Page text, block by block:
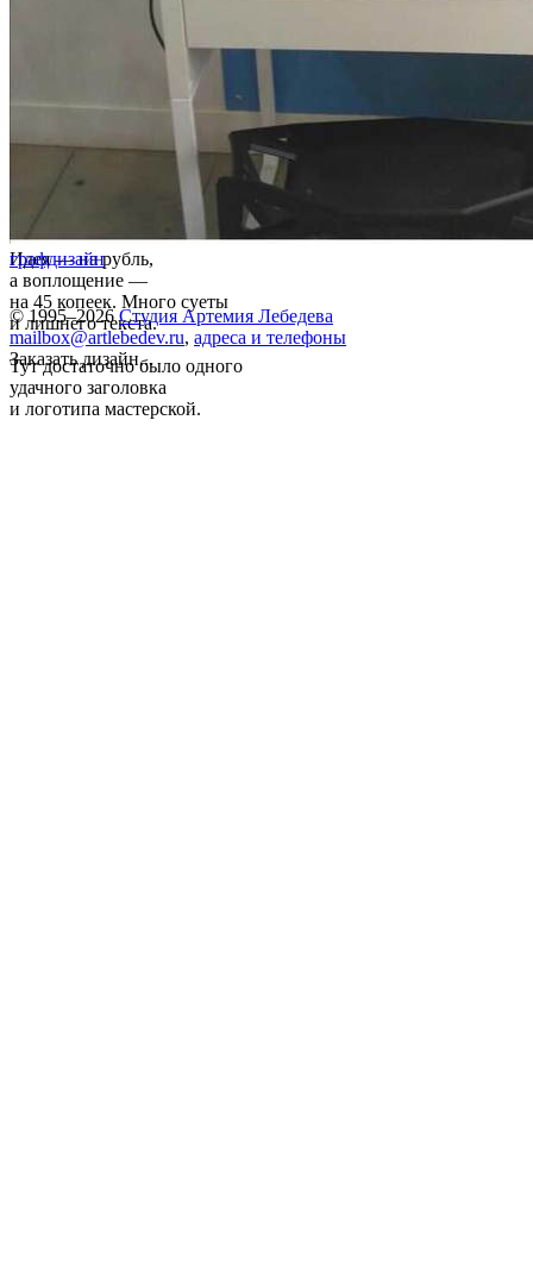
Идея — на рубль,
а воплощение —
на 45 копеек. Много суеты
и лишнего текста.
Тут достаточно было одного
удачного заголовка
и логотипа мастерской.
графдизайн
© 1995–2026 Студия Артемия Лебедева
mailbox@artlebedev.ru, адреса и телефоны
Заказать дизайн...